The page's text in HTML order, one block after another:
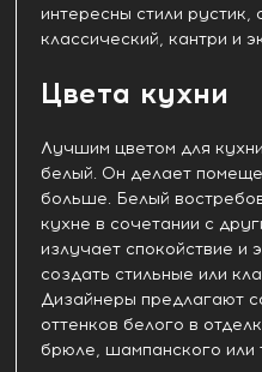
интересны стили рустик,
классический, кантри и
Цвета кухни
Лучшим цветом для
белый. Он делает
больше. Белый
кухне в сочетании с
излучает спокойствие и
создать стильные или
Дизайнеры предлагают
оттенков белого в
брюле, шампанского или